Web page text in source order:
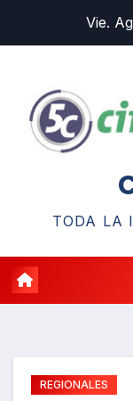
Vie.
TODA LA
REGIONALES